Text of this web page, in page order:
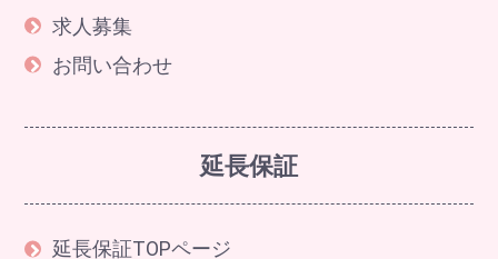
求人募集
お問い合わせ
延長保証
延長保証TOPページ